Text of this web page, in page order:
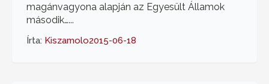
magánvagyona alapján az Egyesült Államok
második…...
Írta: Kiszamolo2015-06-18